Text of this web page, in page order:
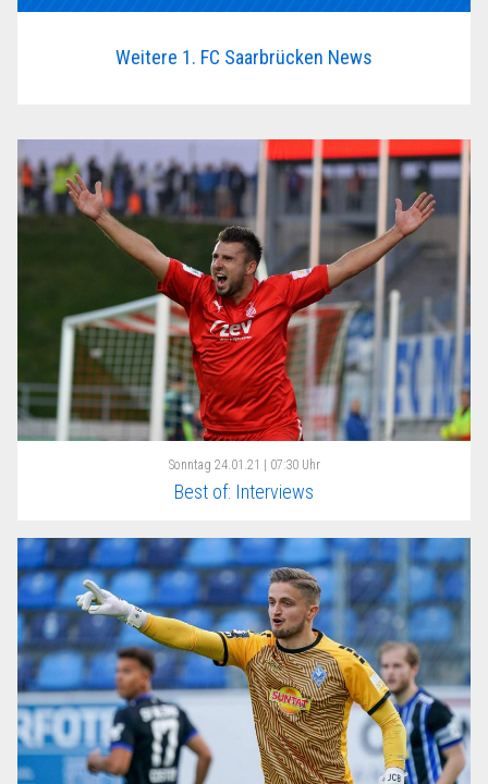
Weitere 1. FC Saarbrücken News
Sonntag 24.01.21 | 07:30 Uhr
Best of: Interviews